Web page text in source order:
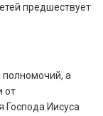
предшествует
полномочий, а
от
Господа Иисуса